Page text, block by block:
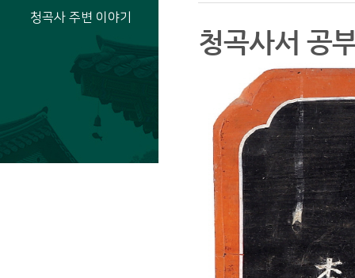
청곡사 주변 이야기
청곡사서 공